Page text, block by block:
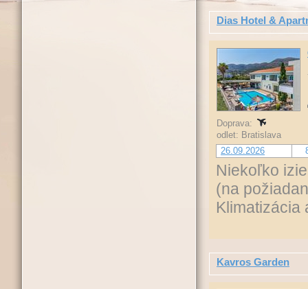
Dias Hotel &
Doprava:
odlet: Bratislava
26.09.2026
Niekoľko
(na
Klimatizácia
Kavros Garden